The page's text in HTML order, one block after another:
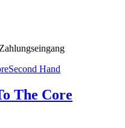
Second Hand
The Core